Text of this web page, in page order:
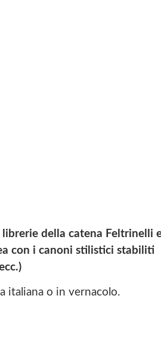
della catena Feltrinelli
con i canoni stilistici stabiliti
italiana o in vernacolo.